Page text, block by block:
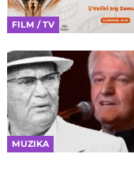
FILM / TV
MUZIKA